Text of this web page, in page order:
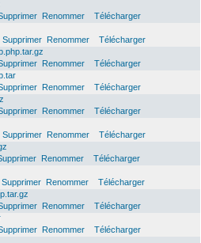
Renommer
Télécharger
Supprimer Renommer
Télécharger
Renommer
Télécharger
Renommer
Télécharger
Renommer
Télécharger
Supprimer Renommer
Télécharger
Renommer
Télécharger
Supprimer Renommer
Télécharger
Renommer
Télécharger
Renommer
Télécharger